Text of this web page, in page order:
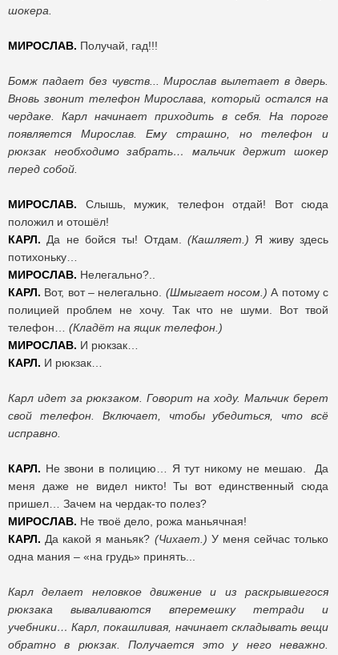
шокера.
МИРОСЛАВ. Получай, гад!!!
Бомж падает без чувств... Мирослав вылетает в дверь.
Вновь звонит телефон Мирослава, который остался на
чердаке. Карл начинает приходить в себя. На пороге
появляется Мирослав. Ему страшно, но телефон и
рюкзак необходимо забрать… мальчик держит шокер
перед собой.
МИРОСЛАВ. Слышь, мужик, телефон отдай! Вот сюда
положил и отошёл!
КАРЛ. Да не бойся ты! Отдам. (Кашляет.) Я живу здесь
потихоньку…
МИРОСЛАВ. Нелегально?..
КАРЛ. Вот, вот – нелегально. (Шмыгает носом.) А потому с
полицией проблем не хочу. Так что не шуми. Вот твой
телефон…
(Кладёт на ящик телефон.)
МИРОСЛАВ. И рюкзак…
КАРЛ. И рюкзак…
Карл идет за рюкзаком. Говорит на ходу. Мальчик берет
свой телефон. Включает, чтобы убедиться, что всё
исправно.
КАРЛ. Не звони в полицию… Я тут никому не мешаю. Да
меня даже не видел никто! Ты вот единственный сюда
пришел… Зачем на чердак-то полез?
МИРОСЛАВ. Не твоё дело, рожа маньячная!
КАРЛ. Да какой я маньяк? (Чихает.) У меня сейчас только
одна мания – «на грудь» принять...
Карл делает неловкое движение и из раскрывшегося
рюкзака вываливаются вперемешку тетради и
учебники… Карл, покашливая, начинает складывать вещи
обратно в рюкзак. Получается это у него неважно.